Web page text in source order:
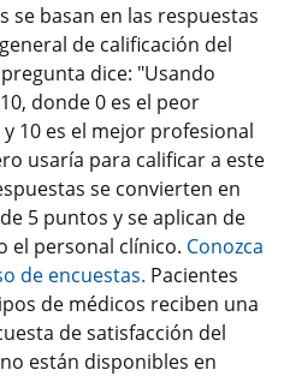
se basan en las respuestas
de calificación del
dice: "Usando
donde 0 es el peor
10 es el mejor profesional
usaría para calificar a este
se convierten en
5 puntos y se aplican de
el personal clínico. Conozca
de encuestas. Pacientes
de médicos reciben una
de satisfacción del
están disponibles en